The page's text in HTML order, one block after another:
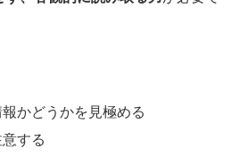
かどうかを見極める
する